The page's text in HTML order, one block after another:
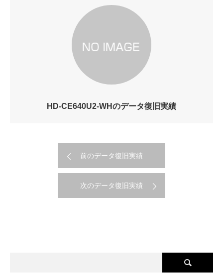
HD-CE640U2-WHのデータ復旧実績
前のデータ復旧実績
次のデータ復旧実績